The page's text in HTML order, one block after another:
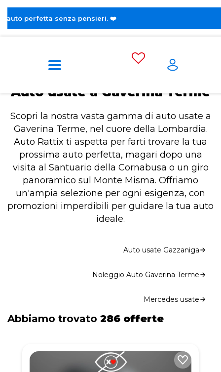
Home Auto usate a Gaverina Terme
Auto usate a Gaverina Terme
Scopri la nostra vasta gamma di auto usate a
Gaverina Terme, nel cuore della Lombardia.
Auto Rattix ti aspetta per farti trovare la tua
prossima auto perfetta, magari dopo una
visita al Santuario della Cornabusa o un giro
panoramico sul Monte Misma. Offriamo
un'ampia selezione per ogni esigenza, con
promozioni imperdibili per guidare la tua auto
ideale.
Auto usate Gazzaniga
Noleggio Auto Gaverina Terme
Mercedes usate
Abbiamo trovato 286 offerte